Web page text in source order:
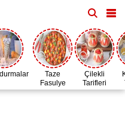
Taze
Fasulye
Zamanı
Çilekli
Tarifleri